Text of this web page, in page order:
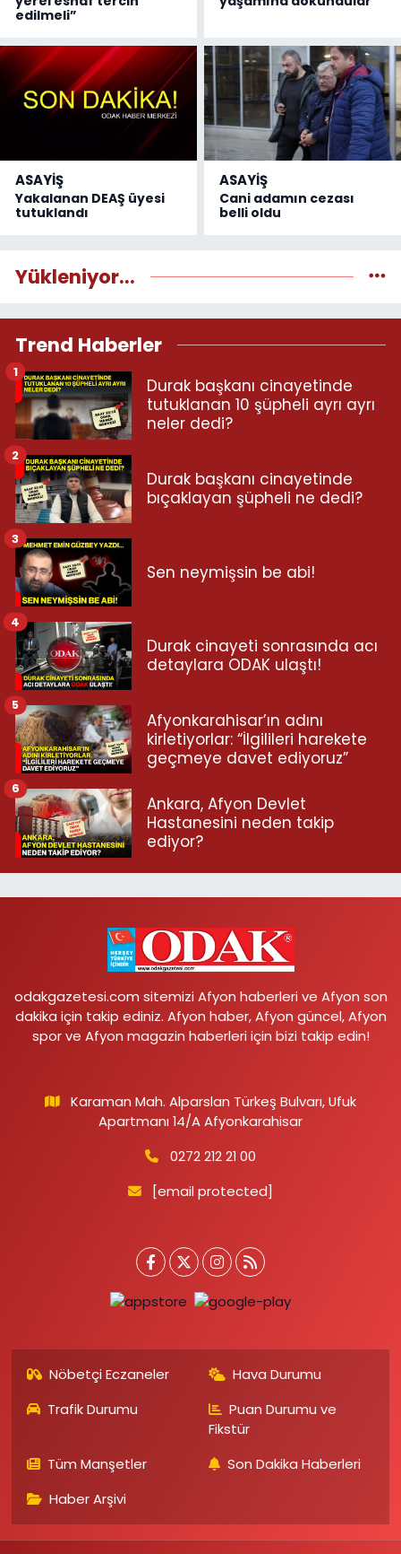
edilmeli”
ASAYİŞ
Yakalanan DEAŞ üyesi
tutuklandı
ASAYİŞ
Cani adamın cezası
belli oldu
Yükleniyor...
Trend Haberler
Durak başkanı cinayetinde
tutuklanan 10 şüpheli ayrı ayrı
neler dedi?
1
Durak başkanı cinayetinde
bıçaklayan şüpheli ne dedi?
2
Sen neymişsin be abi!
3
Durak cinayeti sonrasında acı
detaylara ODAK ulaştı!
4
Afyonkarahisar’ın adını
kirletiyorlar: “İlgilileri harekete
geçmeye davet ediyoruz”
5
Ankara, Afyon Devlet
Hastanesini neden takip
ediyor?
6
odakgazetesi.com sitemizi Afyon haberleri ve Afyon son
dakika için takip ediniz. Afyon haber, Afyon güncel, Afyon
spor ve Afyon magazin haberleri için bizi takip edin!
Karaman Mah. Alparslan Türkeş Bulvarı, Ufuk
Apartmanı 14/A Afyonkarahisar
0272 212 21 00
[email protected]
Nöbetçi Eczaneler
Hava Durumu
Trafik Durumu
Puan Durumu ve
Fikstür
Tüm Manşetler
Son Dakika Haberleri
Haber Arşivi